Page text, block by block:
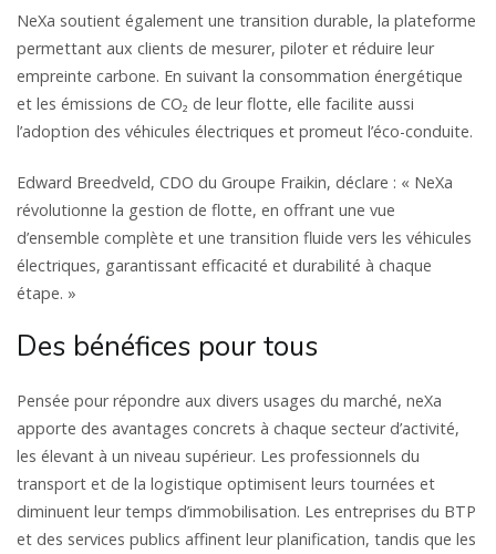
NeXa soutient également une transition durable, la plateforme
permettant aux clients de mesurer, piloter et réduire leur
empreinte carbone. En suivant la consommation énergétique
et les émissions de CO₂ de leur flotte, elle facilite aussi
l’adoption des véhicules électriques et promeut l’éco-conduite.
Edward Breedveld, CDO du Groupe Fraikin, déclare : « NeXa
révolutionne la gestion de flotte, en offrant une vue
d’ensemble complète et une transition fluide vers les véhicules
électriques, garantissant efficacité et durabilité à chaque
étape. »
Des bénéfices pour tous
Pensée pour répondre aux divers usages du marché, neXa
apporte des avantages concrets à chaque secteur d’activité,
les élevant à un niveau supérieur. Les professionnels du
transport et de la logistique optimisent leurs tournées et
diminuent leur temps d’immobilisation. Les entreprises du BTP
et des services publics affinent leur planification, tandis que les